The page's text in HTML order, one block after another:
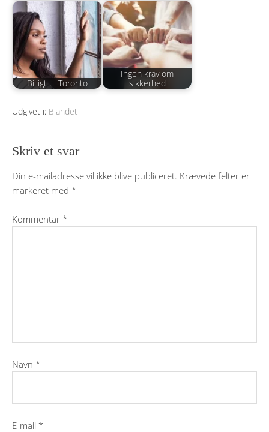
Billigt til Toronto
Ingen krav om
sikkerhed
Udgivet i: Blandet
Skriv et svar
Din e-mailadresse vil ikke blive publiceret. Krævede felter er
markeret med *
Kommentar *
Navn *
E-mail *